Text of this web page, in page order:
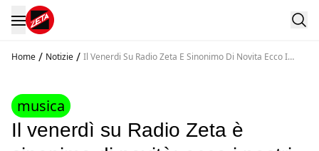
Home / Notizie / Il Venerdi Su Radio Zeta E Sinonimo Di Novita Ecco I
musica
Il venerdì su Radio Zeta è